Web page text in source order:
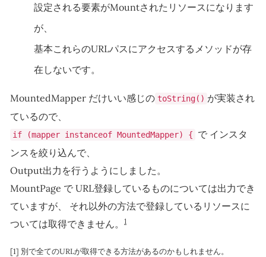
設定される要素がMountされたリソースになります
が、
基本これらのURLパスにアクセスするメソッドが存
在しないです。
MountedMapper だけいい感じの toString() が実装され
ているので、
if (mapper instanceof MountedMapper) {
で インスタ
ンスを絞り込んで、
Output出力を行うようにしました。
MountPage で URL登録しているものについては出力でき
ていますが、 それ以外の方法で登録しているリソースに
ついては取得できません。
1
[1] 別で全てのURLが取得できる方法があるのかもしれません。